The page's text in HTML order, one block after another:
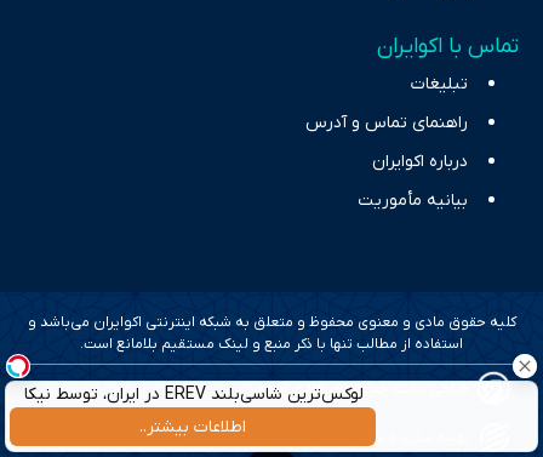
لوکس‌ترین شاسی‌بلند EREV در ایران، توسط نیکا
موتور رونمایی شد!
اطلاعات بیشتر..
تماس با اکوایران
تبلیغات
راهنمای تماس و آدرس
درباره اکوایران
بیانیه مأموریت
کلیه حقوق مادی و معنوی محفوظ و متعلق به شبکه اینترنتی اکوایران می‌باشد و
استفاده از مطالب تنها با ذکر منبع و لینک مستقیم بلامانع است.
طراحی سایت خبری و خبرگزاری آسام
بهینه سازی و سئو؛ گروه رسانه ای دنیای اقتصاد